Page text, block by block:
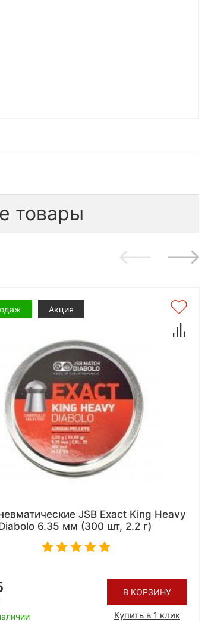
товары
Акция
JSB Exact King Heavy
6.35 мм (300 шт, 2.2 г)
В КОРЗИНУ
Купить в 1 клик